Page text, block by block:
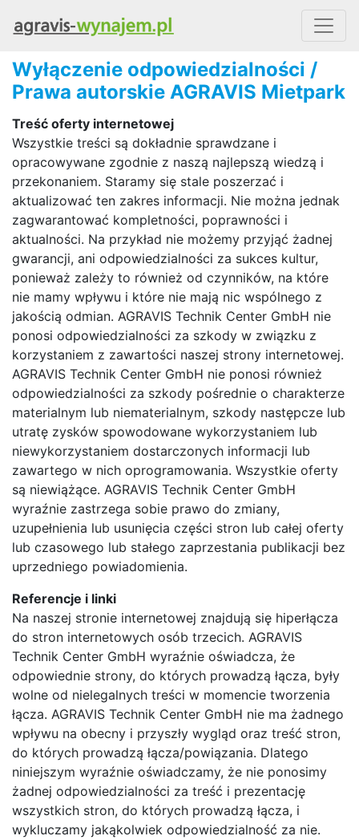
Wyłączenie odpowiedzialności /
Prawa autorskie AGRAVIS Mietpark
Treść oferty internetowej
Wszystkie treści są dokładnie sprawdzane i
opracowywane zgodnie z naszą najlepszą wiedzą i
przekonaniem. Staramy się stale poszerzać i
aktualizować ten zakres informacji. Nie można jednak
zagwarantować kompletności, poprawności i
aktualności. Na przykład nie możemy przyjąć żadnej
gwarancji, ani odpowiedzialności za sukces kultur,
ponieważ zależy to również od czynników, na które
nie mamy wpływu i które nie mają nic wspólnego z
jakością odmian. AGRAVIS Technik Center GmbH nie
ponosi odpowiedzialności za szkody w związku z
korzystaniem z zawartości naszej strony internetowej.
AGRAVIS Technik Center GmbH nie ponosi również
odpowiedzialności za szkody pośrednie o charakterze
materialnym lub niematerialnym, szkody następcze lub
utratę zysków spowodowane wykorzystaniem lub
niewykorzystaniem dostarczonych informacji lub
zawartego w nich oprogramowania. Wszystkie oferty
są niewiążące. AGRAVIS Technik Center GmbH
wyraźnie zastrzega sobie prawo do zmiany,
uzupełnienia lub usunięcia części stron lub całej oferty
lub czasowego lub stałego zaprzestania publikacji bez
uprzedniego powiadomienia.
Referencje i linki
Na naszej stronie internetowej znajdują się hiperłącza
do stron internetowych osób trzecich. AGRAVIS
Technik Center GmbH wyraźnie oświadcza, że
odpowiednie strony, do których prowadzą łącza, były
wolne od nielegalnych treści w momencie tworzenia
łącza. AGRAVIS Technik Center GmbH nie ma żadnego
wpływu na obecny i przyszły wygląd oraz treść stron,
do których prowadzą łącza/powiązania. Dlatego
niniejszym wyraźnie oświadczamy, że nie ponosimy
żadnej odpowiedzialności za treść i prezentację
wszystkich stron, do których prowadzą łącza, i
wykluczamy jakąkolwiek odpowiedzialność za nie.